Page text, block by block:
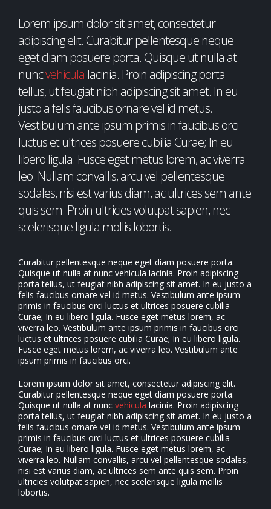
Lorem ipsum dolor sit amet, consectetur
adipiscing elit. Curabitur pellentesque neque
eget diam posuere porta. Quisque ut nulla at
nuncvehicula lacinia. Proin adipiscing porta
tellus, ut feugiat nibh adipiscing sit amet. In eu
justo a felis faucibus ornare vel id metus.
Vestibulum ante ipsum primis in faucibus orci
luctus et ultrices posuere cubilia Curae; In eu
libero ligula. Fusce eget metus lorem, ac viverra
leo. Nullam convallis, arcu vel pellentesque
sodales, nisi est varius diam, ac ultrices sem ante
quis sem. Proin ultricies volutpat sapien, nec
scelerisque ligula mollis lobortis.
Curabitur pellentesque neque eget diam posuere porta.
Quisque ut nulla at nunc vehicula lacinia. Proin adipiscing
porta tellus, ut feugiat nibh adipiscing sit amet. In eu justo a
felis faucibus ornare vel id metus. Vestibulum ante ipsum
primis in faucibus orci luctus et ultrices posuere cubilia
Curae; In eu libero ligula. Fusce eget metus lorem, ac
viverra leo. Vestibulum ante ipsum primis in faucibus orci
luctus et ultrices posuere cubilia Curae; In eu libero ligula.
Fusce eget metus lorem, ac viverra leo. Vestibulum ante
ipsum primis in faucibus orci.
Lorem ipsum dolor sit amet, consectetur adipiscing elit.
Curabitur pellentesque neque eget diam posuere porta.
Quisque ut nulla at nunc vehicula lacinia. Proin adipiscing
porta tellus, ut feugiat nibh adipiscing sit amet. In eu justo a
felis faucibus ornare vel id metus. Vestibulum ante ipsum
primis in faucibus orci luctus et ultrices posuere cubilia
Curae; In eu libero ligula. Fusce eget metus lorem, ac
viverra leo. Nullam convallis, arcu vel pellentesque sodales,
nisi est varius diam, ac ultrices sem ante quis sem. Proin
ultricies volutpat sapien, nec scelerisque ligula mollis
lobortis.